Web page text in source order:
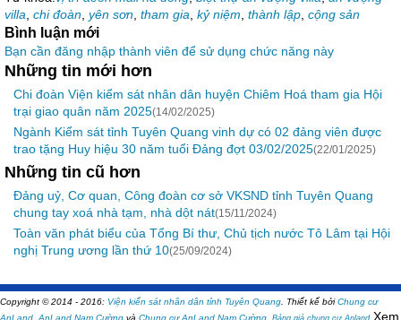
villa chi đoàn yên sơn tham gia kỷ niệm thành lập cộng sản
Bình luận mới
Bạn cần đăng nhập thành viên để sử dụng chức năng này
Những tin mới hơn
Chi đoàn Viện kiểm sát nhân dân huyện Chiêm Hoá tham gia Hội
trại giao quân năm 2025(14/02/2025)
Ngành Kiểm sát tỉnh Tuyên Quang vinh dự có 02 đảng viên được
trao tặng Huy hiệu 30 năm tuổi Đảng đợt 03/02/2025(22/01/2025)
Những tin cũ hơn
Đảng uỷ, Cơ quan, Công đoàn cơ sở VKSND tỉnh Tuyên Quang
chung tay xoá nhà tạm, nhà dột nát(15/11/2024)
Toàn văn phát biểu của Tổng Bí thư, Chủ tịch nước Tô Lâm tại Hội
nghị Trung ương lần thứ 10(25/09/2024)
Copyright © 2014 - 2016: Viện kiển sát nhân dân tỉnh Tuyên Quang Thiết kế bởiChung cư
AnLand AnLand Nam Cường và Chung cư AnLand Nam Cường Bảng giá chung cư AnlandXem